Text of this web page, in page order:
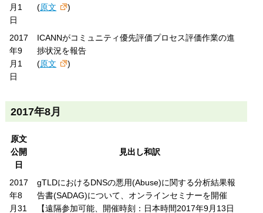
月1
日
(原文 )
2017
年9
月1
日
ICANNがコミュニティ優先評価プロセス評価作業の進
捗状況を報告
(原文 )
2017年8月
原文
公開
日
見出し和訳
2017
年8
月31
gTLDにおけるDNSの悪用(Abuse)に関する分析結果報
告書(SADAG)について、オンラインセミナーを開催
【遠隔参加可能、開催時刻：日本時間2017年9月13日